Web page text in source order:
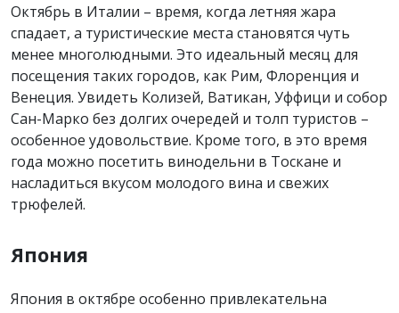
Октябрь в Италии – время, когда летняя жара
спадает, а туристические места становятся чуть
менее многолюдными. Это идеальный месяц для
посещения таких городов, как Рим, Флоренция и
Венеция. Увидеть Колизей, Ватикан, Уффици и собор
Сан-Марко без долгих очередей и толп туристов –
особенное удовольствие. Кроме того, в это время
года можно посетить винодельни в Тоскане и
насладиться вкусом молодого вина и свежих
трюфелей.
Япония
Япония в октябре особенно привлекательна